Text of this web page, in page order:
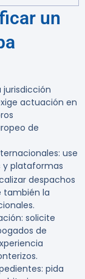
un
jurisdicción
actuación en
de
use
y plataformas
despachos
también la
solicite
de
pida